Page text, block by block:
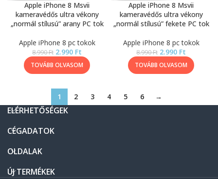
Apple iPhone 8 Msvii
kameravédős ultra vékony
„normál stílusú” arany PC tok
Apple iPhone 8 pc tokok
8.990Ft 2.990 Ft
TOVÁBB OLVASOM
Apple iPhone 8 Msvii
kameravédős ultra vékony
„normál stílusú” fekete PC tok
Apple iPhone 8 pc tokok
8.990Ft 2.990 Ft
TOVÁBB OLVASOM
1 2 3 4 5 6 →
ELÉRHETŐSÉGEK
CÉGADATOK
OLDALAK
ÚJ TERMÉKEK